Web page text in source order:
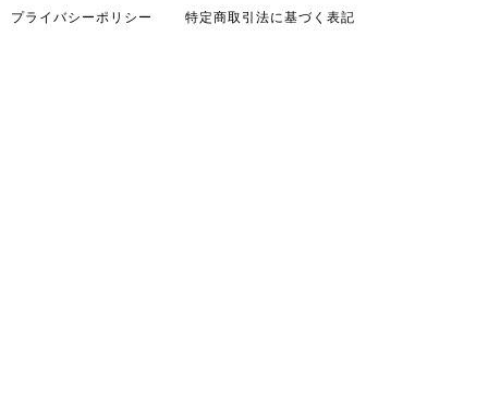
プライバシーポリシー 特定商取引法に基づく表記